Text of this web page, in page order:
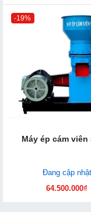
-19%
Máy ép cám viên
Đang cập nhật
64.500.000₫